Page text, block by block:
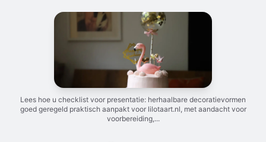
Lees hoe u checklist voor presentatie: herhaalbare decoratievormen
goed geregeld praktisch aanpakt voor lilotaart.nl, met aandacht voor
voorbereiding,...